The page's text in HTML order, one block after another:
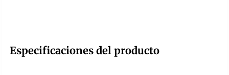
Especificaciones del producto